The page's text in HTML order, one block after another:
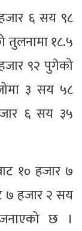
हजार ६ सय ९८
तुलनामा १८.५
९२ पुगेको
३ सय ५८
६ सय ३५
१० हजार ७
हजार २ सय
छ ।